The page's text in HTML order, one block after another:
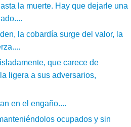
la muerte. Hay que dejarle una
la cobardía surge del valor, la
que carece de
ligera a sus adversarios,
en el engaño....
ocupados y sin